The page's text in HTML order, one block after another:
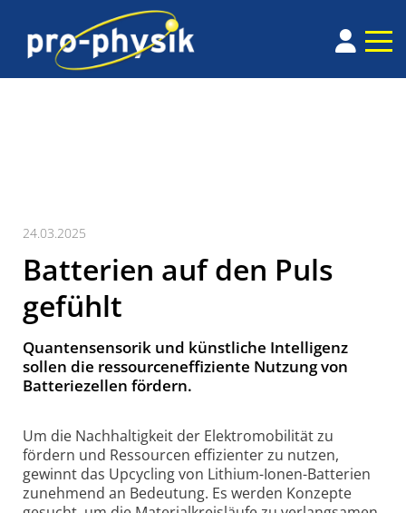
24.03.2025
Batterien auf den Puls
gefühlt
Quantensensorik und künstliche Intelligenz
sollen die ressourceneffiziente Nutzung von
Batteriezellen fördern.
Um die Nachhaltigkeit der Elektromobilität zu
fördern und Ressourcen effizienter zu nutzen,
gewinnt das Upcycling von Lithium-Ionen-Batterien
zunehmend an Bedeutung. Es werden Konzepte